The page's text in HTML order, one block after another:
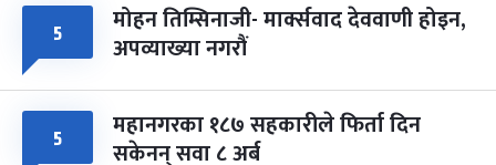
५ मोहन तिम्सिनाजी- मार्क्सवाद देववाणी होइन,
अपव्याख्या नगरौं
५ महानगरका १८७ सहकारीले फिर्ता दिन
सकेनन् सवा ८ अर्ब